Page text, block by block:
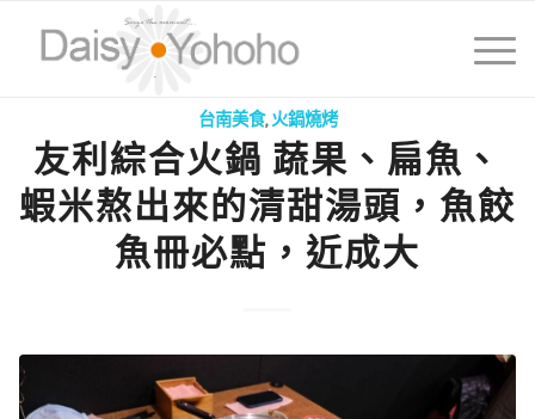
台南美食,火鍋燒烤
友利綜合火鍋 蔬果、扁魚、
蝦米熬出來的清甜湯頭，魚餃
魚冊必點，近成大